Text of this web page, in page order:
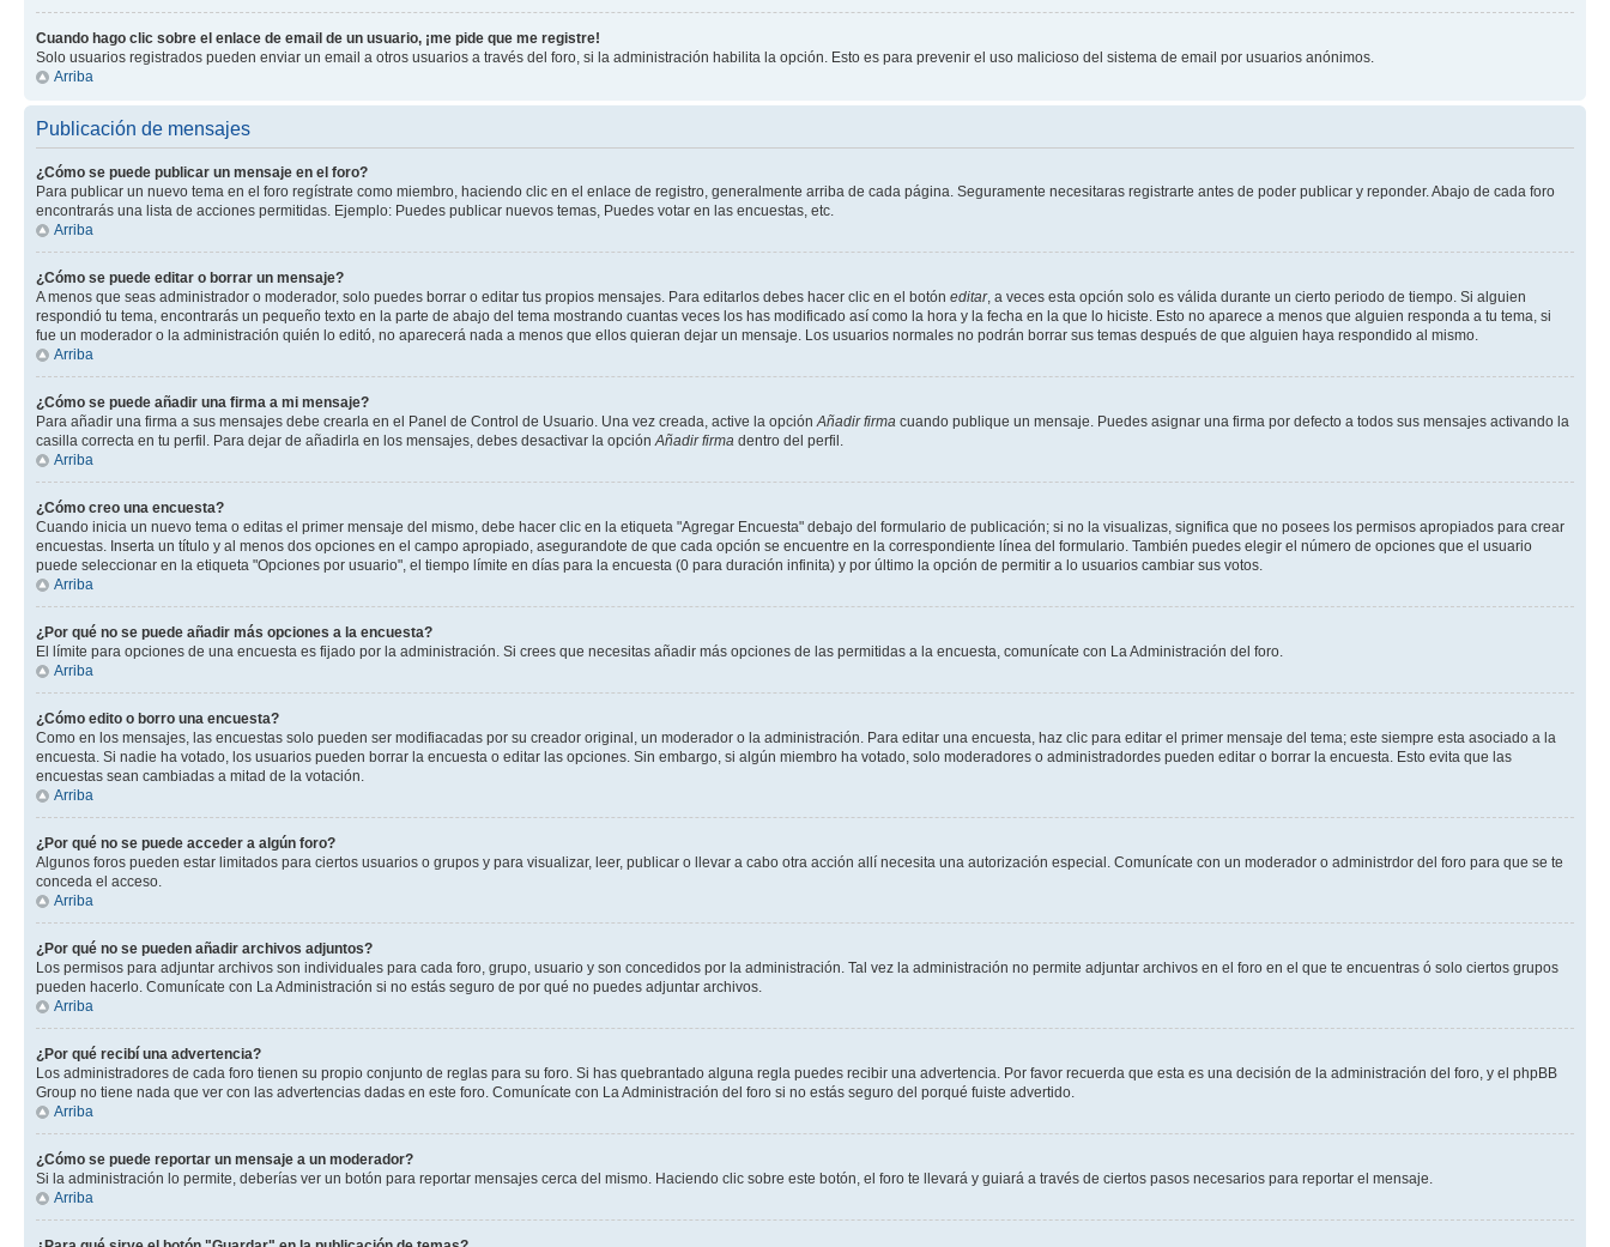
Cuando hago clic sobre el enlace de email de un usuario, ¡me pide que me registre!
Solo usuarios registrados pueden enviar un email a otros usuarios a través del foro, si la administración habilita la opción. Esto es para prevenir el uso malicioso del sistema de email por usuarios anónimos.
Arriba
Publicación de mensajes
¿Cómo se puede publicar un mensaje en el foro?
Para publicar un nuevo tema en el foro regístrate como miembro, haciendo clic en el enlace de registro, generalmente arriba de cada página. Seguramente necesitaras registrarte antes de poder publicar y reponder. Abajo de cada foro
encontrarás una lista de acciones permitidas. Ejemplo: Puedes publicar nuevos temas, Puedes votar en las encuestas, etc.
Arriba
¿Cómo se puede editar o borrar un mensaje?
A menos que seas administrador o moderador, solo puedes borrar o editar tus propios mensajes. Para editarlos debes hacer clic en el botón editar, a veces esta opción solo es válida durante un cierto periodo de tiempo. Si alguien
respondió tu tema, encontrarás un pequeño texto en la parte de abajo del tema mostrando cuantas veces los has modificado así como la hora y la fecha en la que lo hiciste. Esto no aparece a menos que alguien responda a tu tema, si
fue un moderador o la administración quién lo editó, no aparecerá nada a menos que ellos quieran dejar un mensaje. Los usuarios normales no podrán borrar sus temas después de que alguien haya respondido al mismo.
Arriba
¿Cómo se puede añadir una firma a mi mensaje?
Para añadir una firma a sus mensajes debe crearla en el Panel de Control de Usuario. Una vez creada, active la opción Añadir firma cuando publique un mensaje. Puedes asignar una firma por defecto a todos sus mensajes activando la
casilla correcta en tu perfil. Para dejar de añadirla en los mensajes, debes desactivar la opción Añadir firma dentro del perfil.
Arriba
¿Cómo creo una encuesta?
Cuando inicia un nuevo tema o editas el primer mensaje del mismo, debe hacer clic en la etiqueta "Agregar Encuesta" debajo del formulario de publicación; si no la visualizas, significa que no posees los permisos apropiados para crear
encuestas. Inserta un título y al menos dos opciones en el campo apropiado, asegurandote de que cada opción se encuentre en la correspondiente línea del formulario. También puedes elegir el número de opciones que el usuario
puede seleccionar en la etiqueta "Opciones por usuario", el tiempo límite en días para la encuesta (0 para duración infinita) y por último la opción de permitir a lo usuarios cambiar sus votos.
Arriba
¿Por qué no se puede añadir más opciones a la encuesta?
El límite para opciones de una encuesta es fijado por la administración. Si crees que necesitas añadir más opciones de las permitidas a la encuesta, comunícate con La Administración del foro.
Arriba
¿Cómo edito o borro una encuesta?
Como en los mensajes, las encuestas solo pueden ser modifiacadas por su creador original, un moderador o la administración. Para editar una encuesta, haz clic para editar el primer mensaje del tema; este siempre esta asociado a la
encuesta. Si nadie ha votado, los usuarios pueden borrar la encuesta o editar las opciones. Sin embargo, si algún miembro ha votado, solo moderadores o administradordes pueden editar o borrar la encuesta. Esto evita que las
encuestas sean cambiadas a mitad de la votación.
Arriba
¿Por qué no se puede acceder a algún foro?
Algunos foros pueden estar limitados para ciertos usuarios o grupos y para visualizar, leer, publicar o llevar a cabo otra acción allí necesita una autorización especial. Comunícate con un moderador o administrdor del foro para que se te
conceda el acceso.
Arriba
¿Por qué no se pueden añadir archivos adjuntos?
Los permisos para adjuntar archivos son individuales para cada foro, grupo, usuario y son concedidos por la administración. Tal vez la administración no permite adjuntar archivos en el foro en el que te encuentras ó solo ciertos grupos
pueden hacerlo. Comunícate con La Administración si no estás seguro de por qué no puedes adjuntar archivos.
Arriba
¿Por qué recibí una advertencia?
Los administradores de cada foro tienen su propio conjunto de reglas para su foro. Si has quebrantado alguna regla puedes recibir una advertencia. Por favor recuerda que esta es una decisión de la administración del foro, y el phpBB
Group no tiene nada que ver con las advertencias dadas en este foro. Comunícate con La Administración del foro si no estás seguro del porqué fuiste advertido.
Arriba
¿Cómo se puede reportar un mensaje a un moderador?
Si la administración lo permite, deberías ver un botón para reportar mensajes cerca del mismo. Haciendo clic sobre este botón, el foro te llevará y guiará a través de ciertos pasos necesarios para reportar el mensaje.
Arriba